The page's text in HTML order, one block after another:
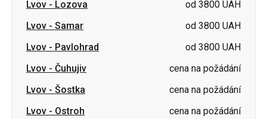
Lvov-Čuhujiv
cena na požádání
Lvov-Šostka
cena na požádání
Lvov-Ostroh
cena na požádání
Lvov-Ochtyrka
cena na požádání
Lvov-Romny
cena na požádání
Lvov-Sumy
cena na požádání